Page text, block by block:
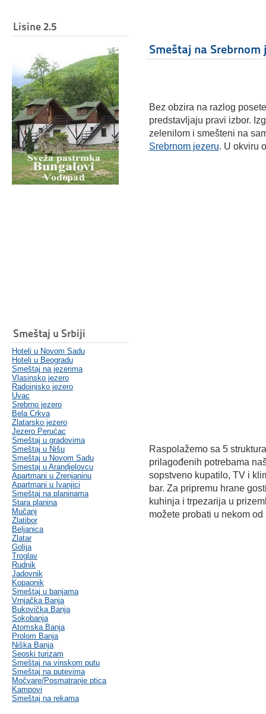
Lisine 2.5
Smeštaj u Srbiji
Hoteli u Novom Sadu
Hoteli u Beogradu
Smeštaj na jezerima
Vlasinsko jezero
Radoinjsko jezero
Uvac
Srebrno jezero
Bela Crkva
Zlatarsko jezero
Jezero Perućac
Smeštaj u gradovima
Smeštaj u Nišu
Smeštaj u Novom Sadu
Smestaj u Arandjelovcu
Apartmani u Zrenjaninu
Apartmani u Ivanjici
Smeštaj na planinama
Stara planina
Mučanj
Zlatibor
Beljanica
Zlatar
Golija
Troglav
Rudnik
Jadovnik
Kopaonik
Smeštaj u banjama
Vrnjačka Banja
Bukovička Banja
Sokobanja
Atomska Banja
Prolom Banja
Niška Banja
Seoski turizam
Smeštaj na vinskom putu
Smeštaj na putevima
Močvare/Posmatranje ptica
Kampovi
Smeštaj na rekama
Smeštaj na Srebrnom
Bez obzira na razlog
predstavljaju pravi izbor.
zelenilom i smešteni na
Srebrnom jezeru. U okviru
Raspolažemo sa 5
prilagođenih potrebama
sopstveno kupatilo, TV i
bar. Za pripremu hrane
kuhinja i trpezarija u
možete probati u nekom